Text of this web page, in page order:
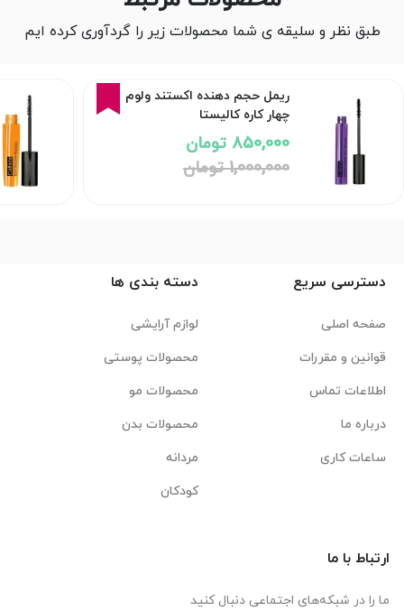
طبق نظر و سلیقه ی شما محصولات زیر را گردآوری کرده ایم
ریمل حجم دهنده اکستند ولوم
چهار کاره کالیستا
850,000 تومان
1,000,000 تومان
دسترسی سریع
صفحه اصلی
قوانین و مقررات
اطلاعات تماس
درباره ما
ساعات کاری
دسته بندی ها
لوازم آرایشی
محصولات پوستی
محصولات مو
محصولات بدن
مردانه
کودکان
ارتباط با ما
ما را در شبکه‌های اجتماعی دنبال کنید